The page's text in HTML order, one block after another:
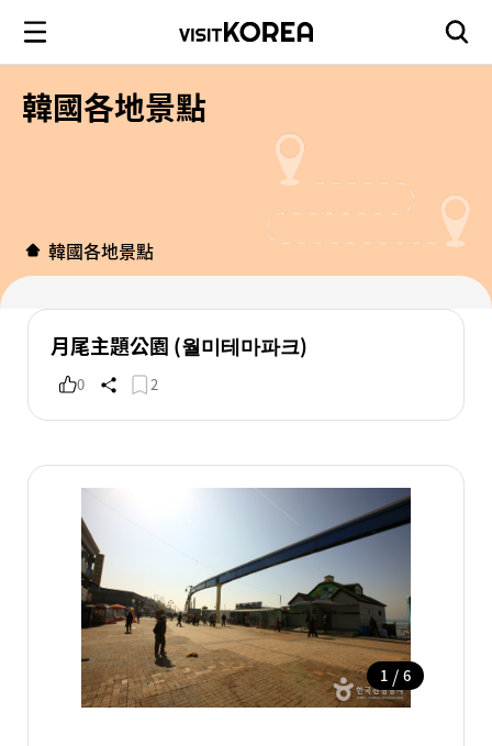
韓國各地景點
韓國各地景點
月尾主題公園 (월미테마파크)
0 2
1 / 6